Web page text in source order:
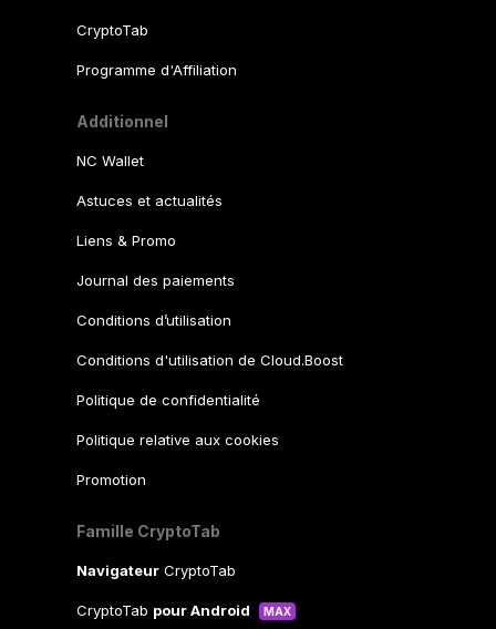
CryptoTab
Programme d'Affiliation
Additionnel
NC Wallet
Astuces et actualités
Liens & Promo
Journal des paiements
Conditions d’utilisation
Conditions d'utilisation de Cloud.Boost
Politique de confidentialité
Politique relative aux cookies
Promotion
Famille CryptoTab
Navigateur CryptoTab
CryptoTab pour Android MAX